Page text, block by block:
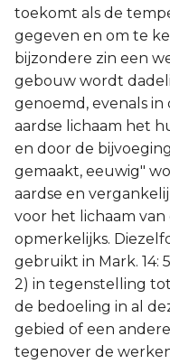
toekomt als de
gegeven en om te
bijzondere zin een
gebouw wordt
genoemd, evenals
aardse lichaam het
en door de
gemaakt, eeuwig"
aardse en
voor het lichaam
opmerkelijks.
gebruikt in Mark. 14:
2) in tegenstelling
de bedoeling in al
gebied of een
tegenover de